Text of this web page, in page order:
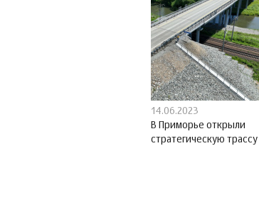
14.06.2023
В Приморье открыли
стратегическую трассу